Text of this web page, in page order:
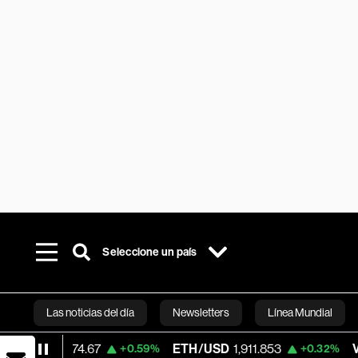
Seleccione un país
Las noticias del día Newsletters Línea Mundial
Bloomberg
+0.59% ETH/USD 1,911.853 +0.32% Visa 362.15